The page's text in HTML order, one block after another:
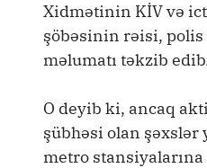
Xidmətinin KİV və
şöbəsinin rəisi, polis
məlumatı təkzib
O deyib ki, ancaq
şübhəsi olan şəxslər
metro